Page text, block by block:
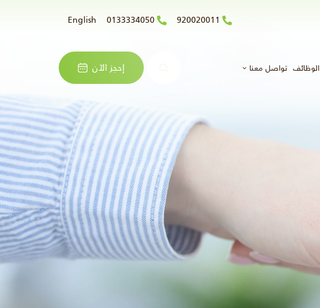
920020011
0133334050
English
الوظائف تواصل معنا إحجز الآن